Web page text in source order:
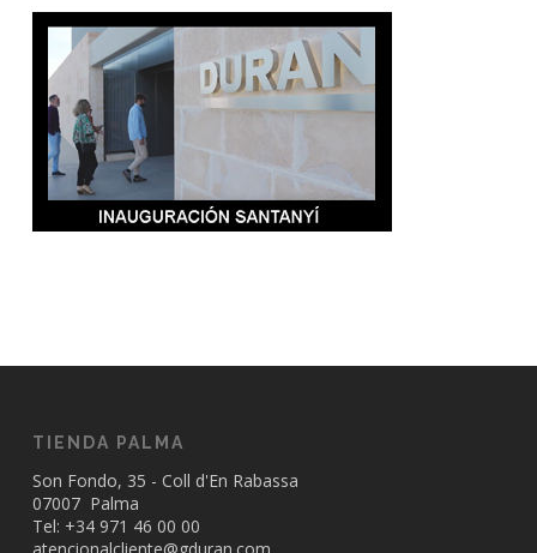
TIENDA PALMA
Son Fondo, 35 - Coll d'En Rabassa
07007 Palma
Tel: +34 971 46 00 00